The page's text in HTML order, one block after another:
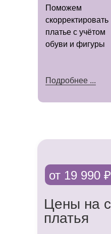
чувствовать
Именно поэтому
роскошные
комплекс услуг,
Доверьте нам
Поможем
скорректировать
платье с учётом
обуви и фигуры
Подробнее ...
Цены на
платья
от 19 990 ₽